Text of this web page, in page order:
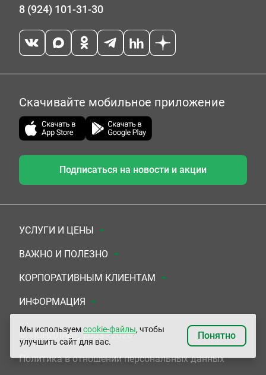
8 (924) 101-31-30
Скачивайте мобильное приложение
Подписаться на новости и акции
УСЛУГИ И ЦЕНЫ
Анализы
Комплексы
УЗИ
ЭКГ/Холтер/СМАД
Приемы врачей
ВАЖНО И ПОЛЕЗНО
Документы для заключения договора
Система скидок
Подарочные сертификаты
Сертификаты на комплексные программы
КОРПОРАТИВНЫМ КЛИЕНТАМ
Медицинским организациям
Прочим организациям
ИНФОРМАЦИЯ
О Компании
Контакты
© «ЮНИЛАБ», 2003 - 2026
Политика в отношении персональных данных
Мы используемcookie-файлы, чтобы
улучшить сайт для вас.
Понятно